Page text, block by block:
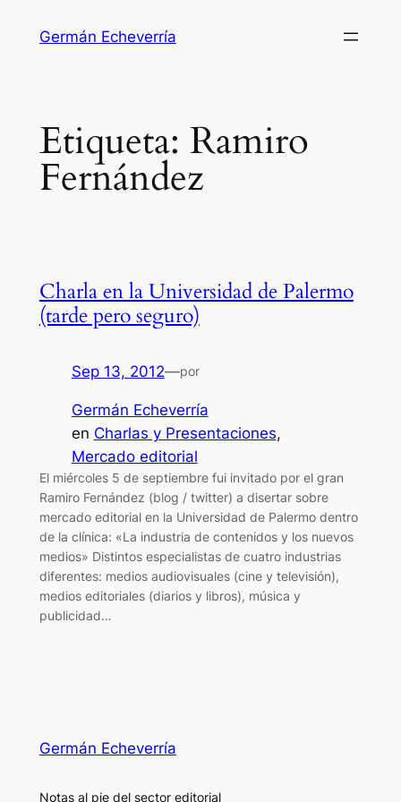
Germán Echeverría
Etiqueta: Ramiro
Fernández
Charla en la Universidad de Palermo
(tarde pero seguro)
Sep 13, 2012—por
Germán Echeverría
en Charlas y Presentaciones
Mercado editorial
El miércoles 5 de septiembre fui invitado por el gran
Ramiro Fernández (blog / twitter) a disertar sobre
mercado editorial en la Universidad de Palermo dentro
de la clínica: «La industria de contenidos y los nuevos
medios» Distintos especialistas de cuatro industrias
diferentes: medios audiovisuales (cine y televisión),
medios editoriales (diarios y libros), música y
publicidad…
Germán Echeverría
Notas al pie del sector editorial